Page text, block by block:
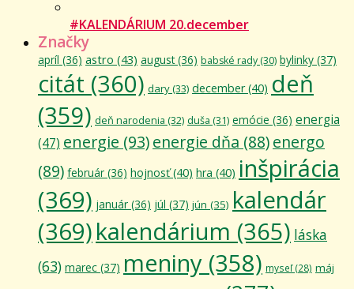
#KALENDÁRIUM 20.december
Značky
apríl (36) astro (43) august(36) babské rady (30) bylinky (37)
citát (360) dary(33) december(40) deň
(359) deň narodenia (32) duša (31) emócie (36) energia
(47) energie (93)energie dňa (88)energo
(89) február (36) hojnosť(40) hra (40) inšpirácia
(369) január (36) júl (37) jún (35) kalendár
(369)kalendárium (365) láska
(63) marec (37) meniny (358) myseľ(28) máj